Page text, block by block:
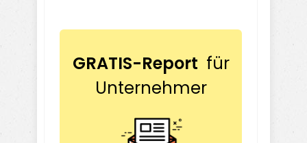
GRATIS-Report für
Unternehmer